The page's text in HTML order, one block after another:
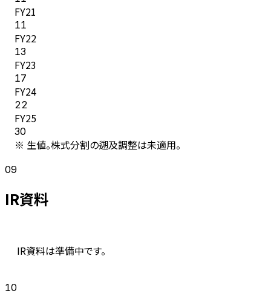
FY21
11
FY22
13
FY23
17
FY24
22
FY25
30
※ 生値。株式分割の遡及調整は未適用。
09
IR資料
IR資料は準備中です。
10